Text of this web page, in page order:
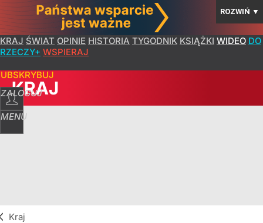
ROZWIŃ ▼
KRAJ ŚWIAT OPINIE HISTORIA TYGODNIK KSIĄŻKI WIDEO DO
RZECZY+ WSPIERAJ
ZALOGUJ
MENU
KRAJ
Kraj